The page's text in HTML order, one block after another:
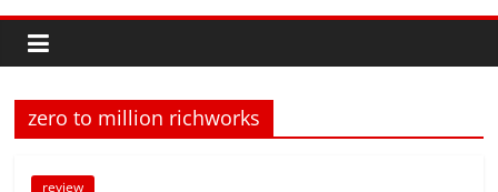
zero to million richworks
review